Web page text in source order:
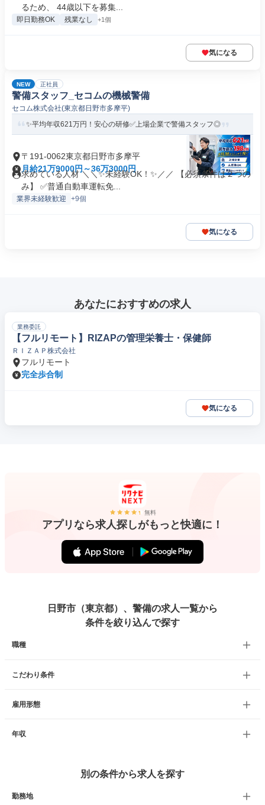
るため、 44歳以下を募集...
即日勤務OK 残業なし +1個
気になる
NEW 正社員
警備スタッフ_セコムの機械警備
セコム株式会社(東京都日野市多摩平)
✨平均年収621万円！安心の研修✅️上場企業で警備スタッフ◎
〒191-0062東京都日野市多摩平
月給21万9000円～36万3000円
求めている人材 ＼＼✨未経験OK！✨／／ 【必須条件は２つの
み】 ✅️普通自動車運転免...
業界未経験歓迎 +9個
気になる
あなたにおすすめの求人
業務委託
【フルリモート】RIZAPの管理栄養士・保健師
ＲＩＺＡＰ株式会社
フルリモート
完全歩合制
気になる
無料
アプリなら求人探しがもっと快適に！
日野市（東京都）、警備の求人一覧から
条件を絞り込んで探す
職種
こだわり条件
雇用形態
年収
別の条件から求人を探す
勤務地